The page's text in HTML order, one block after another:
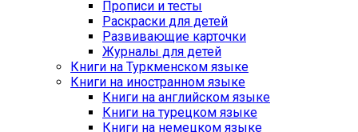
Прописи и тесты
Раскраски для детей
Развивающие карточки
Журналы для детей
Книги на Туркменском языке
Книги на иностранном языке
Книги на английском языке
Книги на турецком языке
Книги на немецком языке